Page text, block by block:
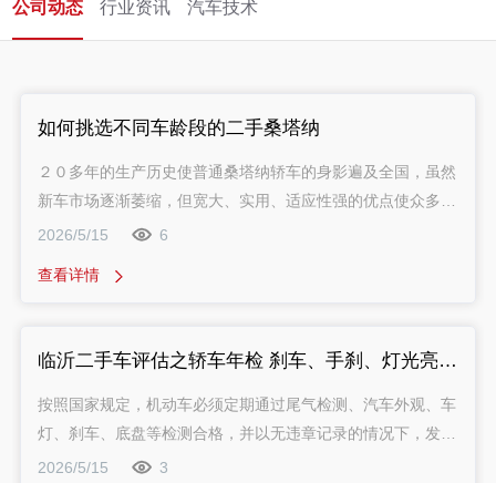
公司动态 行业资讯 汽车技术
如何挑选不同车龄段的二手桑塔纳
２０多年的生产历史使普通桑塔纳轿车的身影遍及全国，虽然
新车市场逐渐萎缩，但宽大、实用、适应性强的优点使众多二
手车消费者对其青睐有加。普桑是德国大众汽车上世纪７０年
止，已连续生产了２０多年。作为一款连续生产２０多年的车
2026/5/15 6
查看详情
临沂二手车评估之轿车年检 刹车、手刹、灯光亮度三项是重点
按照国家规定，机动车必须定期通过尾气检测、汽车外观、车
灯、刹车、底盘等检测合格，并以无违章记录的情况下，发放
检验合格标志。所有年检日期按行驶证上登记的日期为准，机
2026/5/15 3